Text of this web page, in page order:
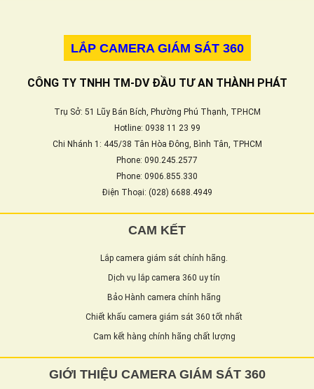
LẮP CAMERA GIÁM SÁT 360
CÔNG TY TNHH TM-DV ĐẦU TƯ AN THÀNH PHÁT
Trụ Sở: 51 Lũy Bán Bích, Phường Phú Thạnh, TP.HCM
Hotline: 0938 11 23 99
Chi Nhánh 1: 445/38 Tân Hòa Đông, Bình Tân, TPHCM
Phone: 090.245.2577
Phone: 0906.855.330
Điện Thoại: (028) 6688.4949
CAM KẾT
Lắp camera giám sát chính hãng.
Dịch vụ lắp camera 360 uy tín
Bảo Hành camera chính hãng
Chiết khấu camera giám sát 360 tốt nhất
Cam kết hàng chính hãng chất lượng
GIỚI THIỆU CAMERA GIÁM SÁT 360